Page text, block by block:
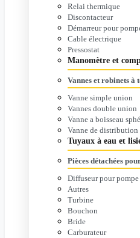
Relai thermique
Discontacteur
Démarreur pour
Cable électrique
Pressostat
Manomètre et
Vannes et robinets à
Vanne simple union
Vannes double union
Vanne a boisseau
Vanne de distribution
Tuyaux à eau et
Pièces détachées
Diffuseur pour pompe
Autres
Turbine
Bouchon
Bride
Carburateur